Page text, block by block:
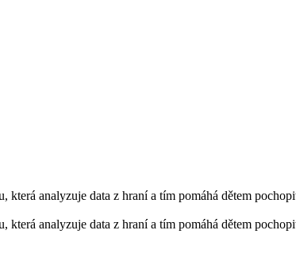
analyzuje data z hraní a tím pomáhá dětem
analyzuje data z hraní a tím pomáhá dětem